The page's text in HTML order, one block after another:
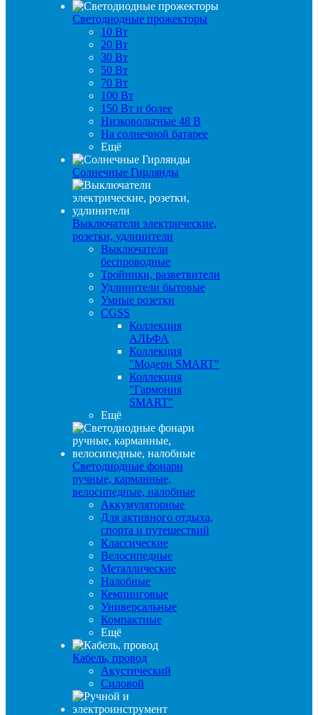
Светодиодные прожекторы
10 Вт
20 Вт
30 Вт
50 Вт
70 Вт
100 Вт
150 Вт и более
Низковольтные 48 В
На солнечной батарее
Ещё
Солнечные Гирлянды
Выключатели электрические,
розетки, удлинители
Выключатели
беспроводные
Тройники, разветвители
Удлинители бытовые
Умные розетки
CGSS
Коллекция
АЛЬФА
Коллекция
"Модерн SMART"
Коллекция
"Гармония
SMART"
Ещё
Светодиодные фонари
ручные, карманные,
велосипедные, налобные
Аккумуляторные
Для активного отдыха,
спорта и путешествий
Классические
Велосипедные
Металлические
Налобные
Кемпинговые
Универсальные
Компактные
Ещё
Кабель, провод
Акустический
Силовой